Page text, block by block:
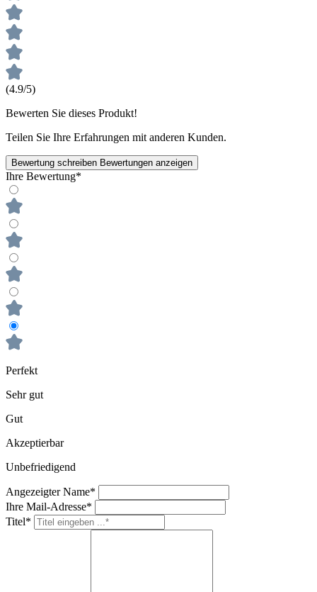
(4.9/5)
Bewerten Sie dieses Produkt!
Teilen Sie Ihre Erfahrungen mit anderen Kunden.
Bewertung schreiben Bewertungen anzeigen
Ihre Bewertung*
Perfekt
Sehr gut
Gut
Akzeptierbar
Unbefriedigend
Angezeigter Name*
Ihre Mail-Adresse*
Titel*